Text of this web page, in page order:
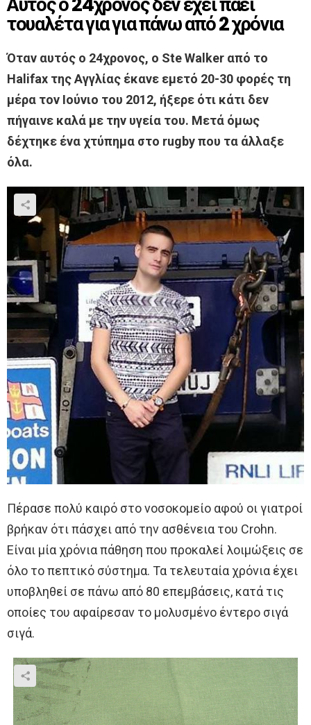
τουαλέτα για για πάνω από 2 χρόνια
Όταν αυτός ο 24χρονος, ο Ste Walker από το
Halifax της Αγγλίας έκανε εμετό 20-30 φορές τη
μέρα τον Ιούνιο του 2012, ήξερε ότι κάτι δεν
πήγαινε καλά με την υγεία του. Μετά όμως
δέχτηκε ένα χτύπημα στο rugby που τα άλλαξε
όλα.
Πέρασε πολύ καιρό στο νοσοκομείο αφού οι γιατροί
βρήκαν ότι πάσχει από την ασθένεια του Crohn.
Είναι μία χρόνια πάθηση που προκαλεί λοιμώξεις σε
όλο το πεπτικό σύστημα. Τα τελευταία χρόνια έχει
υποβληθεί σε πάνω από 80 επεμβάσεις, κατά τις
οποίες του αφαίρεσαν το μολυσμένο έντερο σιγά
σιγά.